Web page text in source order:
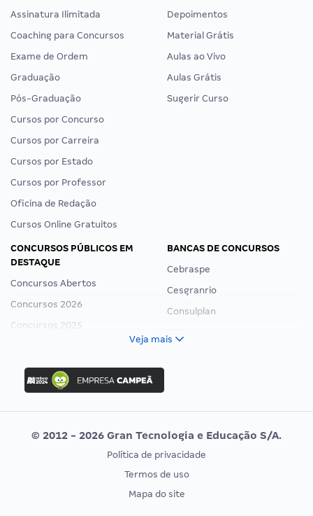
Assinatura Ilimitada
Coaching para Concursos
Exame de Ordem
Graduação
Pós-Graduação
Cursos por Concurso
Cursos por Carreira
Cursos por Estado
Cursos por Professor
Oficina de Redação
Cursos Online Gratuitos
Depoimentos
Material Grátis
Aulas ao Vivo
Aulas Grátis
Sugerir Curso
CONCURSOS PÚBLICOS EM
DESTAQUE
Concursos Abertos
Concursos 2026
Concursos 2025
Concurso Ibama
Concurso MPU
Editais publicados
BANCAS DE CONCURSOS
Cebraspe
Cesgranrio
Consulplan
Vunesp
CONCURSOS POR PROFISSÃO
EXAME DE ORDEM
Veja mais
© 2012 - 2026 Gran Tecnologia e Educação S/A.
Política de privacidade
Termos de uso
Mapa do site